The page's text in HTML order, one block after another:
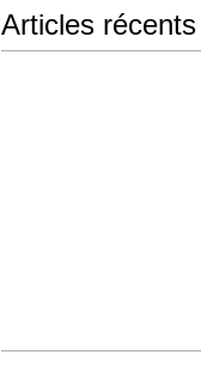
Articles récents